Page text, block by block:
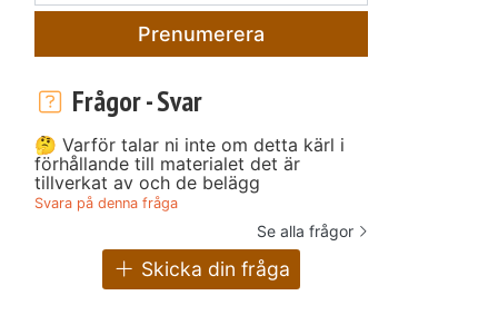
Prenumerera
Frågor - Svar
🤔 Varför talar ni inte om detta kärl i
förhållande till materialet det är
tillverkat av och de belägg
Svara på denna fråga
Se alla frågor
Skicka din fråga